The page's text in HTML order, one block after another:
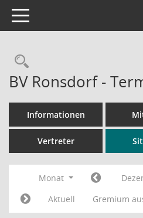
Toggle navigation
Rechercheauswahl
BV Ronsdorf -
Informationen
Vertreter
Monat
Aktuell
Gremium